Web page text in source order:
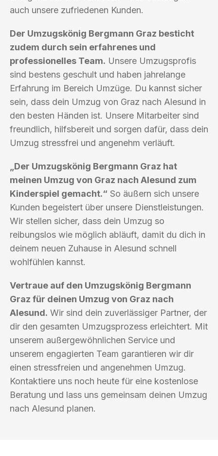
auch unsere zufriedenen Kunden.
Der Umzugskönig Bergmann Graz besticht
zudem durch sein erfahrenes und
professionelles Team. Unsere Umzugsprofis
sind bestens geschult und haben jahrelange
Erfahrung im Bereich Umzüge. Du kannst sicher
sein, dass dein Umzug von Graz nach Alesund in
den besten Händen ist. Unsere Mitarbeiter sind
freundlich, hilfsbereit und sorgen dafür, dass dein
Umzug stressfrei und angenehm verläuft.
„Der Umzugskönig Bergmann Graz hat
meinen Umzug von Graz nach Alesund zum
Kinderspiel gemacht.“ So äußern sich unsere
Kunden begeistert über unsere Dienstleistungen.
Wir stellen sicher, dass dein Umzug so
reibungslos wie möglich abläuft, damit du dich in
deinem neuen Zuhause in Alesund schnell
wohlfühlen kannst.
Vertraue auf den Umzugskönig Bergmann
Graz für deinen Umzug von Graz nach
Alesund. Wir sind dein zuverlässiger Partner, der
dir den gesamten Umzugsprozess erleichtert. Mit
unserem außergewöhnlichen Service und
unserem engagierten Team garantieren wir dir
einen stressfreien und angenehmen Umzug.
Kontaktiere uns noch heute für eine kostenlose
Beratung und lass uns gemeinsam deinen Umzug
nach Alesund planen.